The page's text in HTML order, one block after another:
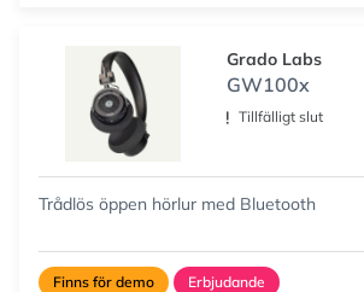
Grado Labs
GW100x
Tillfälligt slut
Trådlös öppen hörlur med Bluetooth
Finns för demo Erbjudande